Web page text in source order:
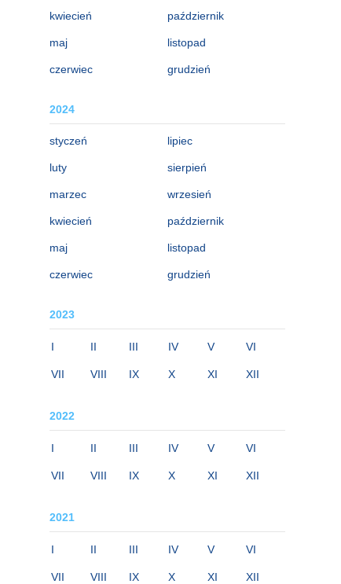
kwiecień
maj
czerwiec
październik
listopad
grudzień
2024
styczeń
luty
marzec
kwiecień
maj
czerwiec
lipiec
sierpień
wrzesień
październik
listopad
grudzień
2023
I II III IV V VI
VII VIII IX X XI XII
2022
I II III IV V VI
VII VIII IX X XI XII
2021
I II III IV V VI
VII VIII IX X XI XII